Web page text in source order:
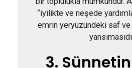
“iyilikte ve neşede
emrin yeryüzündeki saf
3.